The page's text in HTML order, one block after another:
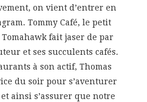
on vient d’entrer en
Tommy Café, le petit
fait jaser de par
et ses succulents cafés.
à son actif, Thomas
du soir pour s’aventurer
ainsi s’assurer que notre